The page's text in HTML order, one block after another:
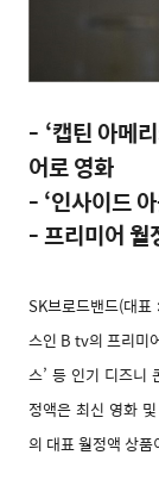
- ‘캡틴 아메
어로 영화
- ‘인사이드
- 프리미어 월
SK브로드밴드(대
스인 B tv의 프리미
스’ 등 인기 디즈니
정액은 최신 영화
의 대표 월정액 상품